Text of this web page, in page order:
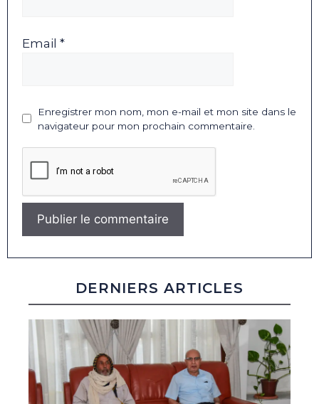
Email *
Enregistrer mon nom, mon e-mail et mon site dans le
navigateur pour mon prochain commentaire.
DERNIERS ARTICLES